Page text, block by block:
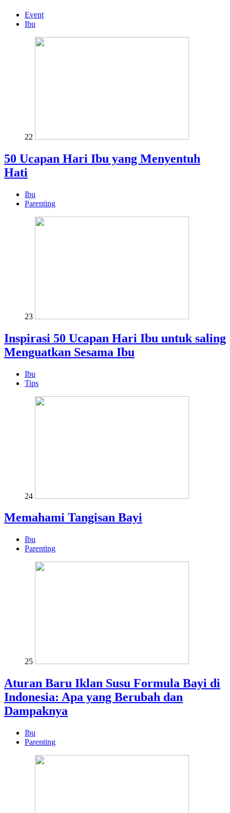
Event
Ibu
22
50 Ucapan Hari Ibu yang Menyentuh
Hati
Ibu
Parenting
23
Inspirasi 50 Ucapan Hari Ibu untuk saling
Menguatkan Sesama Ibu
Ibu
Tips
24
Memahami Tangisan Bayi
Ibu
Parenting
25
Aturan Baru Iklan Susu Formula Bayi di
Indonesia: Apa yang Berubah dan
Dampaknya
Ibu
Parenting